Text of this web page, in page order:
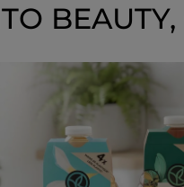
BEAUTY,